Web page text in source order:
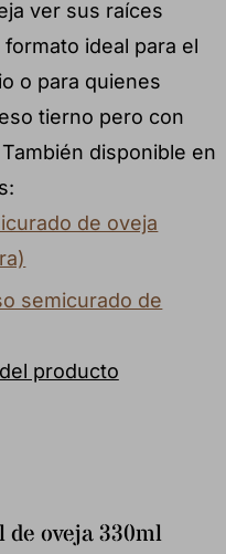
ver sus raíces
ideal para el
o para quienes
tierno pero con
disponible en
de oveja
semicurado de
producto
de oveja 330ml